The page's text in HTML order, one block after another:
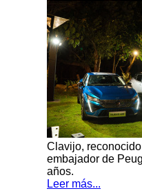
Clavijo,
embajador de
años.
Leer más...